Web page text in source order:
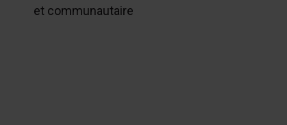
et communautaire